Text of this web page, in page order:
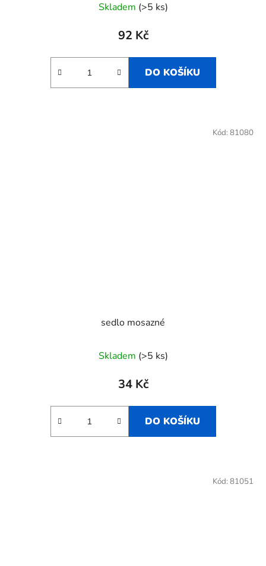
Skladem (>5 ks)
92 Kč
DO KOŠÍKU
sedlo mosazné
Skladem (>5 ks)
34 Kč
DO KOŠÍKU
Kód: 81080
Kód: 81051